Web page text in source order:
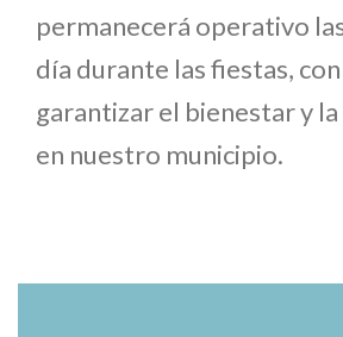
permanecerá operativo
día durante las fiestas,
garantizar el bienestar y
en nuestro municipio.